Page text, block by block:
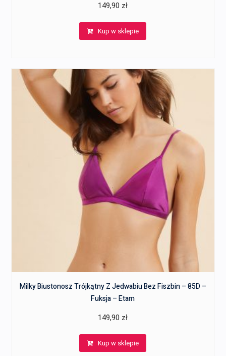
149,90 zł
Kup w sklepie
Milky Biustonosz Trójkątny Z Jedwabiu Bez Fiszbin – 85D –
Fuksja – Etam
149,90 zł
Kup w sklepie